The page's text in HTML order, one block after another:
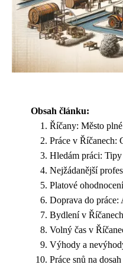
Obsah článku:
Říčany: Město
Práce v Říčanech:
Hledám práci:
Nejžádanější
Platové
Doprava do práce:
Bydlení v
Volný čas v
Výhody a
Práce snů na